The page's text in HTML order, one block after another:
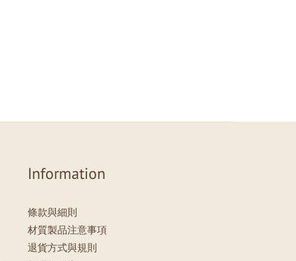
Information
條款與細則
材質製品注意事項
退貨方式與規則